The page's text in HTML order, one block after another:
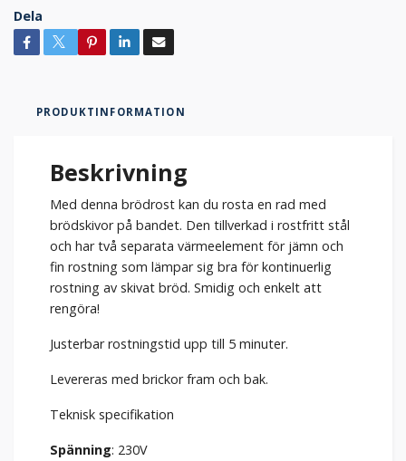
Dela
PRODUKTINFORMATION
Beskrivning
Med denna brödrost kan du rosta en rad med
brödskivor på bandet. Den tillverkad i rostfritt stål
och har två separata värmeelement för jämn och
fin rostning som lämpar sig bra för kontinuerlig
rostning av skivat bröd. Smidig och enkelt att
rengöra!
Justerbar rostningstid upp till 5 minuter.
Levereras med brickor fram och bak.
Teknisk specifikation
Spänning: 230V